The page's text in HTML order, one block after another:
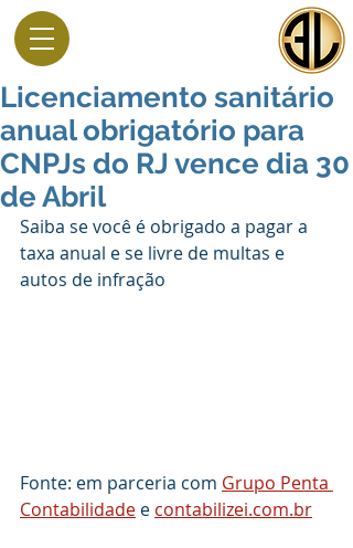
Licenciamento sanitário
anual obrigatório para
CNPJs do RJ vence dia 30
de Abril
Saiba se você é obrigado a pagar a
taxa anual e se livre de multas e
autos de infração
Fonte: em parceria com Grupo Penta
Contabilidade e contabilizei.com.br